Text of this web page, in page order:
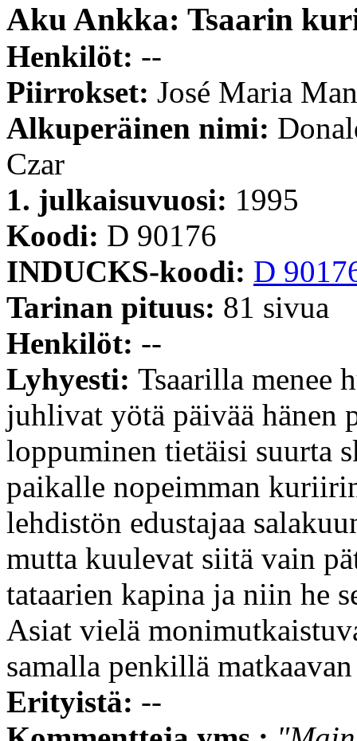
Aku Ankka: Tsaarin
Henkilöt: --
Piirrokset: José Maria
Alkuperäinen nimi:
Czar
1. julkaisuvuosi: 1995
Koodi: D 90176
INDUCKS-koodi: D
Tarinan pituus: 81 sivua
Henkilöt: --
Lyhyesti: Tsaarilla menee
juhlivat yötä päivää hänen
loppuminen tietäisi suurta
paikalle nopeimman
lehdistön edustajaa
mutta kuulevat siitä vain
tataarien kapina ja niin he
Asiat vielä
samalla penkillä
Erityistä: --